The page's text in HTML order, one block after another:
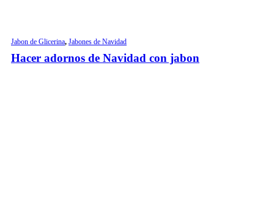
Jabon de Glicerina, Jabones de Navidad
Hacer adornos de Navidad con jabon